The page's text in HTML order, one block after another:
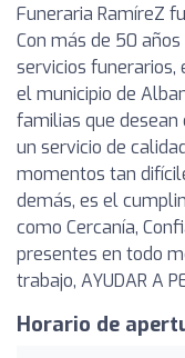
Funeraria RamíreZ
Con más de 50
servicios funerarios,
el municipio de
familias que desean
un servicio de
momentos tan
demás, es el
como Cercanía,
presentes en todo
trabajo, AYUDAR A
Horario de